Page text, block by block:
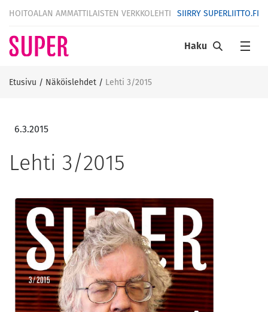
HOITOALAN AMMATTILAISTEN VERKKOLEHTI SIIRRY SUPERLIITTO.FI
Haku
Etusivu / Näköislehdet / Lehti 3/2015
6.3.2015
Lehti 3/2015